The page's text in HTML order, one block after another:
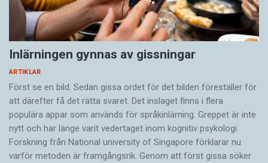
Inlärningen gynnas av gissningar
ARTIKLAR
Först se en bild. Sedan gissa ordet för det bilden föreställer för
att därefter få det rätta svaret. Det inslaget finns i flera
populära appar som används för språkinlärning. Greppet är inte
nytt och har länge varit vedertaget inom kognitiv psykologi.
Forskning från National university of Singa­pore förklarar nu
varför metoden är framgångsrik. Genom att först gissa ­söker